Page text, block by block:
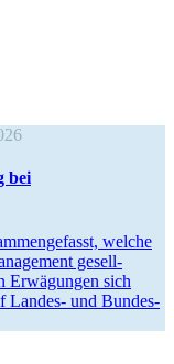
bei
welche
gesell­
Erwägungen sich
Landes- und Bundes­